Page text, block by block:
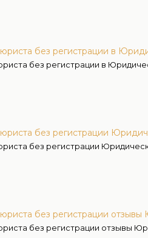
юриста без регистрации в
без регистрации в
юриста без регистрации
без регистрации
юриста без регистрации
без регистрации отзывы